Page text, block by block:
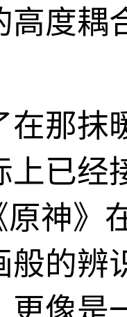
高度耦
在那抹
上已经
原神》
般的辨